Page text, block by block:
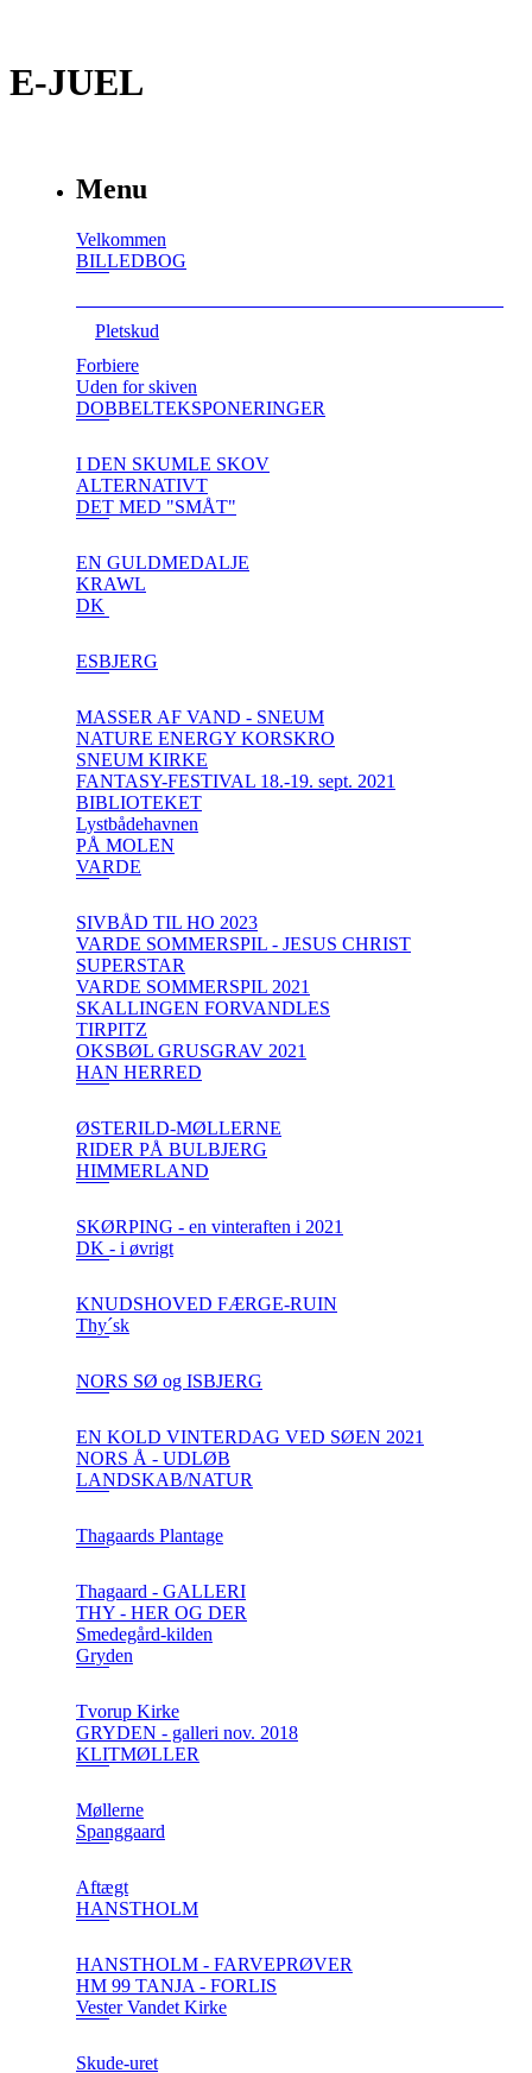
E-JUEL
Menu
Velkommen
BILLEDBOG
Pletskud
Forbiere
Uden for skiven
DOBBELTEKSPONERINGER
I DEN SKUMLE SKOV
ALTERNATIVT
DET MED "SMÅT"
EN GULDMEDALJE
KRAWL
DK
ESBJERG
MASSER AF VAND - SNEUM
NATURE ENERGY KORSKRO
SNEUM KIRKE
FANTASY-FESTIVAL 18.-19. sept. 2021
BIBLIOTEKET
Lystbådehavnen
PÅ MOLEN
VARDE
SIVBÅD TIL HO 2023
VARDE SOMMERSPIL - JESUS CHRIST
SUPERSTAR
VARDE SOMMERSPIL 2021
SKALLINGEN FORVANDLES
TIRPITZ
OKSBØL GRUSGRAV 2021
HAN HERRED
ØSTERILD-MØLLERNE
RIDER PÅ BULBJERG
HIMMERLAND
SKØRPING - en vinteraften i 2021
DK - i øvrigt
KNUDSHOVED FÆRGE-RUIN
Thy´sk
NORS SØ og ISBJERG
EN KOLD VINTERDAG VED SØEN 2021
NORS Å - UDLØB
LANDSKAB/NATUR
Thagaards Plantage
Thagaard - GALLERI
THY - HER OG DER
Smedegård-kilden
Gryden
Tvorup Kirke
GRYDEN - galleri nov. 2018
KLITMØLLER
Møllerne
Spanggaard
Aftægt
HANSTHOLM
HANSTHOLM - FARVEPRØVER
HM 99 TANJA - FORLIS
Vester Vandet Kirke
Skude-uret